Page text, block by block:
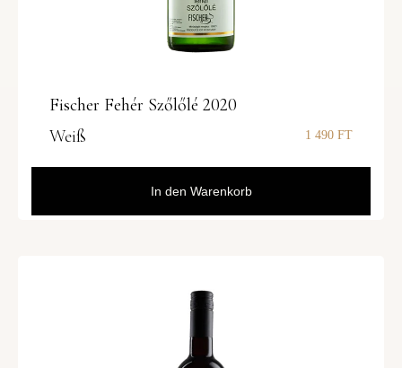
Fischer Fehér Szőlőlé 2020
Weiß
1 490 FT
In den Warenkorb